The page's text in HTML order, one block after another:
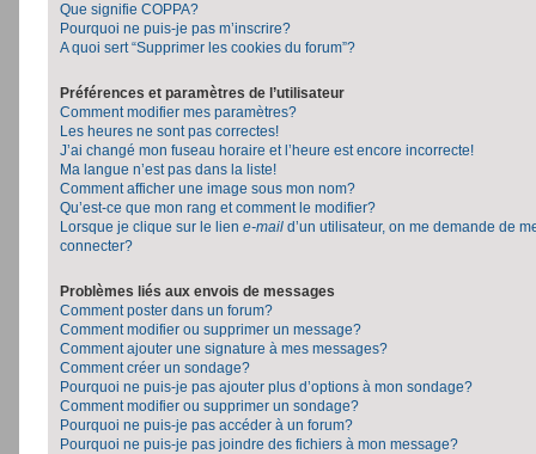
Que signifie COPPA?
Pourquoi ne puis-je pas m’inscrire?
A quoi sert “Supprimer les cookies du forum”?
Préférences et paramètres de l’utilisateur
Comment modifier mes paramètres?
Les heures ne sont pas correctes!
J’ai changé mon fuseau horaire et l’heure est encore incorrecte!
Ma langue n’est pas dans la liste!
Comment afficher une image sous mon nom?
Qu’est-ce que mon rang et comment le modifier?
Lorsque je clique sur le lien e-mail d’un utilisateur, on me demande de
connecter?
Problèmes liés aux envois de messages
Comment poster dans un forum?
Comment modifier ou supprimer un message?
Comment ajouter une signature à mes messages?
Comment créer un sondage?
Pourquoi ne puis-je pas ajouter plus d’options à mon sondage?
Comment modifier ou supprimer un sondage?
Pourquoi ne puis-je pas accéder à un forum?
Pourquoi ne puis-je pas joindre des fichiers à mon message?